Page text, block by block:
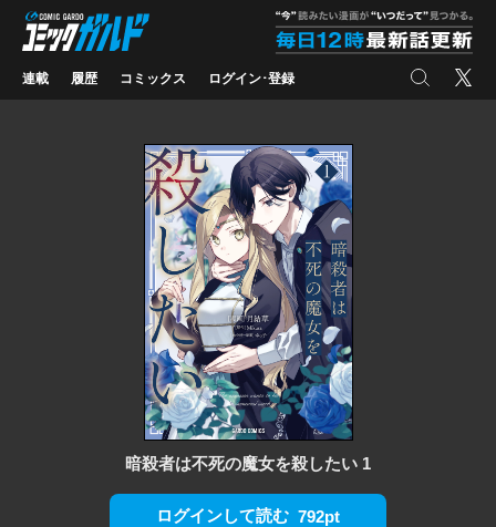
コミックガルド
連載 履歴 コミックス ログイン･登録 検索 X
暗殺者は不死の魔女を殺したい 1
ログインして読む 792pt